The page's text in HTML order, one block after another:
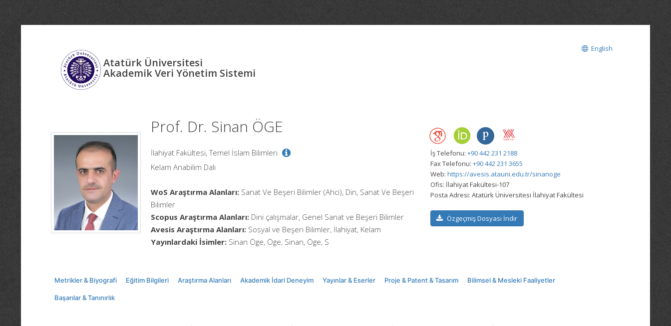
Atatürk Üniversitesi
Akademik Veri Yönetim Sistemi
English
Prof. Dr. Sinan ÖGE
İlahiyat Fakültesi, Temel İslam Bilimleri
Kelam Anabilim Dalı
WoS Araştırma Alanları: Sanat Ve Beşeri Bilimler (Ahci), Din, Sanat Ve Beşeri
Bilimler
Scopus Araştırma Alanları: Dini çalışmalar, Genel Sanat ve Beşeri Bilimler
Avesis Araştırma Alanları: Sosyal ve Beşeri Bilimler, İlahiyat, Kelam
Yayınlardaki İsimler: Sinan Öge, Öge, Sinan, Öge, S
İş Telefonu: +90 442 231 2188
Fax Telefonu: +90 442 231 3655
Web: https://avesis.atauni.edu.tr/sinanoge
Ofis: İlahiyat Fakültesi-107
Posta Adresi: Atatürk Üniversitesi İlahiyat Fakültesi
Özgeçmiş Dosyası İndir
Metrikler & Biyografi Eğitim Bilgileri Araştırma Alanları Akademik İdari Deneyim Yayınlar & Eserler Proje & Patent & Tasarım Bilimsel & Mesleki Faaliyetler
Başarılar & Tanınırlık